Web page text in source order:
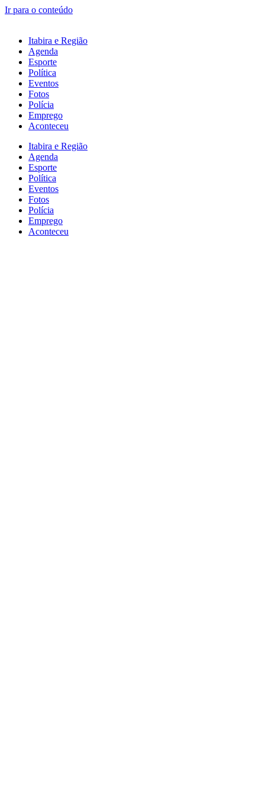
Ir para o conteúdo
Itabira e Região
Agenda
Esporte
Política
Eventos
Fotos
Polícia
Emprego
Aconteceu
Itabira e Região
Agenda
Esporte
Política
Eventos
Fotos
Polícia
Emprego
Aconteceu